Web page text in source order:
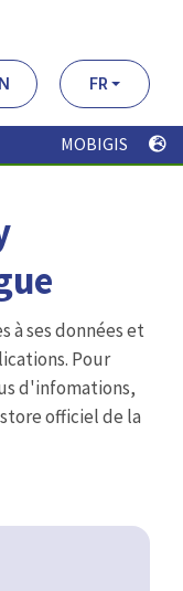
FR
MOBIGIS
à ses données et
Pour
d'infomations,
officiel de la